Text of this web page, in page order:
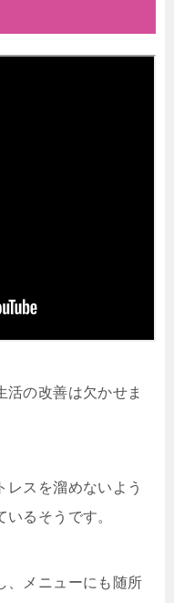
活の改善は欠かせま
レスを溜めないよう
いるそうです。
、メニューにも随所